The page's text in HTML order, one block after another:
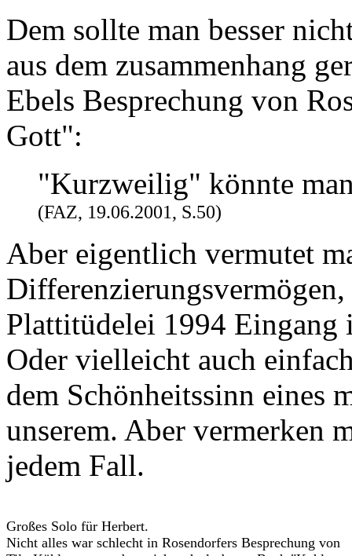
Dem sollte man besser
aus dem zusammenhang
Ebels Besprechung von
Gott":
"Kurzweilig" könnte
(FAZ, 19.06.2001, S.50)
Aber eigentlich vermutet
Plattitüdelei 1994 Eingang
Oder vielleicht auch
dem Schönheitssinn eines
unserem. Aber vermerken
jedem Fall.
Großes Solo für Herbert.
Nicht alles war schlecht in Rosendorfers Besprechung von